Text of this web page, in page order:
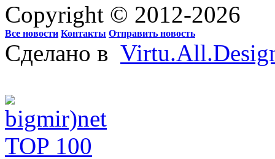
Copyright © 2012-2026
Все новости Контакты Отправить новость
Сделано в